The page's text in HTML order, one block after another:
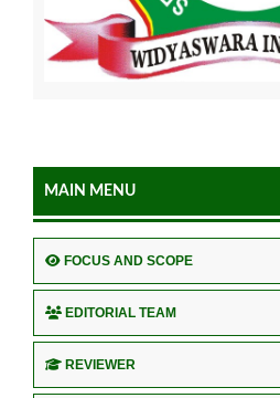
MAIN MENU
FOCUS AND SCOPE
EDITORIAL TEAM
REVIEWER